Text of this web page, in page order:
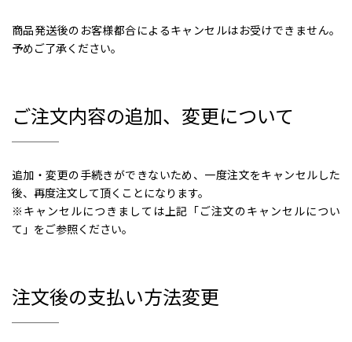
商品発送後のお客様都合によるキャンセルはお受けできません。
予めご了承ください。
ご注文内容の追加、変更について
追加・変更の手続きができないため、一度注文をキャンセルした
後、再度注文して頂くことになります。
※キャンセルにつきましては上記「ご注文のキャンセルについ
て」をご参照ください。
注文後の支払い方法変更